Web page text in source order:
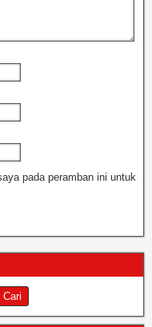
pada peramban ini untuk